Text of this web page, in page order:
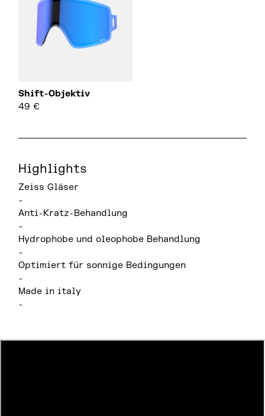
Shift-Objektiv
49 €
Highlights
Zeiss Gläser
-
Anti-Kratz-Behandlung
-
Hydrophobe und oleophobe Behandlung
-
Optimiert für sonnige Bedingungen
-
Made in italy
-